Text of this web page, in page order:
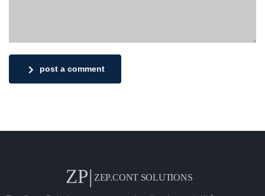
post a comment